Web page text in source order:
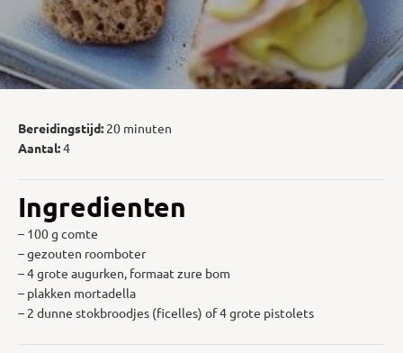
Bereidingstijd: 20 minuten
Aantal:4
Ingredienten
– 100 g comte
– gezouten roomboter
– 4 grote augurken, formaat zure bom
– plakken mortadella
– 2 dunne stokbroodjes (ficelles) of 4 grote pistolets